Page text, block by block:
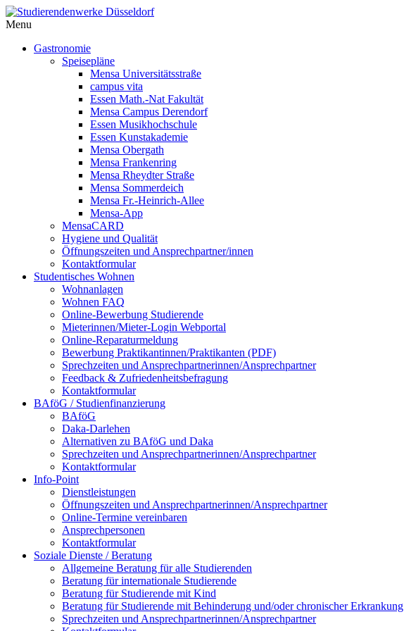
Menu
Gastronomie
Speisepläne
Mensa Universitätsstraße
campus vita
Essen Math.-Nat Fakultät
Mensa Campus Derendorf
Essen Musikhochschule
Essen Kunstakademie
Mensa Obergath
Mensa Frankenring
Mensa Rheydter Straße
Mensa Sommerdeich
Mensa Fr.-Heinrich-Allee
Mensa-App
MensaCARD
Hygiene und Qualität
Öffnungszeiten und Ansprechpartner/innen
Kontaktformular
Studentisches Wohnen
Wohnanlagen
Wohnen FAQ
Online-Bewerbung Studierende
Mieterinnen/Mieter-Login Webportal
Online-Reparaturmeldung
Bewerbung Praktikantinnen/Praktikanten (PDF)
Sprechzeiten und Ansprechpartnerinnen/Ansprechpartner
Feedback & Zufriedenheitsbefragung
Kontaktformular
BAföG / Studienfinanzierung
BAföG
Daka-Darlehen
Alternativen zu BAföG und Daka
Sprechzeiten und Ansprechpartnerinnen/Ansprechpartner
Kontaktformular
Info-Point
Dienstleistungen
Öffnungszeiten und Ansprechpartnerinnen/Ansprechpartner
Online-Termine vereinbaren
Ansprechpersonen
Kontaktformular
Soziale Dienste / Beratung
Allgemeine Beratung für alle Studierenden
Beratung für internationale Studierende
Beratung für Studierende mit Kind
Beratung für Studierende mit Behinderung und/oder chronischer Erkrankung
Sprechzeiten und Ansprechpartnerinnen/Ansprechpartner